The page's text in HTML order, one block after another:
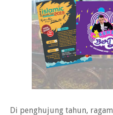
Di penghujung tahun,